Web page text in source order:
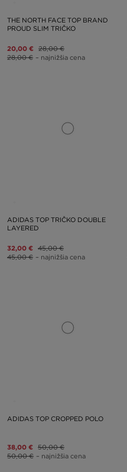
THE NORTH FACE TOP BRAND
PROUD SLIM TRIČKO
20,00 € 28,00 €
28,00 € – najnižšia cena
ADIDAS TOP TRIČKO DOUBLE
LAYERED
32,00 € 45,00 €
45,00 € – najnižšia cena
ADIDAS TOP CROPPED POLO
38,00 € 50,00 €
50,00 € – najnižšia cena